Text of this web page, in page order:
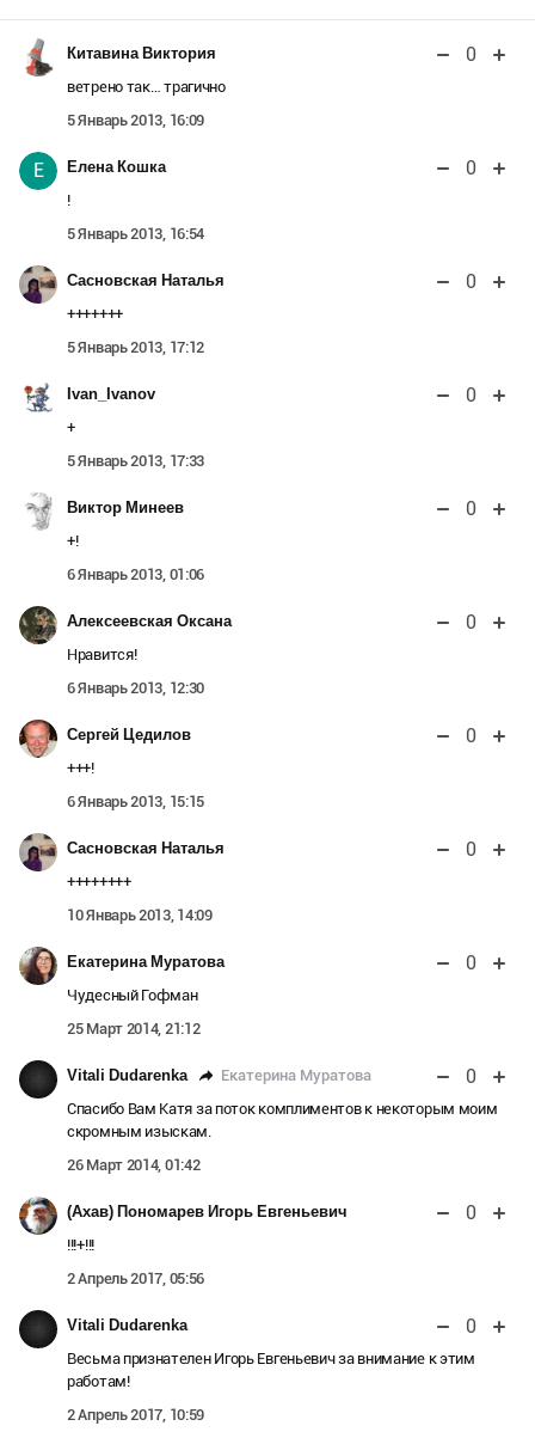
Китавина Виктория 0
ветрено так… трагично
5 Январь 2013, 16:09
Е Елена Кошка 0
!
5 Январь 2013, 16:54
Сасновская Наталья 0
+++++++
5 Январь 2013, 17:12
Ivan_Ivanov 0
+
5 Январь 2013, 17:33
Виктор Минеев 0
+!
6 Январь 2013, 01:06
Алексеевская Оксана 0
Нравится!
6 Январь 2013, 12:30
Сергей Цедилов 0
+++!
6 Январь 2013, 15:15
Сасновская Наталья 0
++++++++
10 Январь 2013, 14:09
Екатерина Муратова 0
Чудесный Гофман
25 Март 2014, 21:12
Vitali Dudarenka Екатерина Муратова 0
Спасибо Вам Катя за поток комплиментов к некоторым моим
скромным изыскам.
26 Март 2014, 01:42
(Ахав) Пономарев Игорь Евгеньевич 0
!!!+!!!
2 Апрель 2017, 05:56
Vitali Dudarenka 0
Весьма признателен Игорь Евгеньевич за внимание к этим
работам!
2 Апрель 2017, 10:59